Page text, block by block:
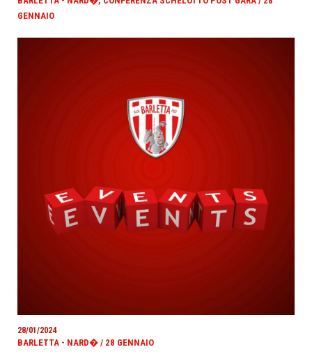
GENNAIO
28/01/2024
BARLETTA - NARD� / 28 GENNAIO